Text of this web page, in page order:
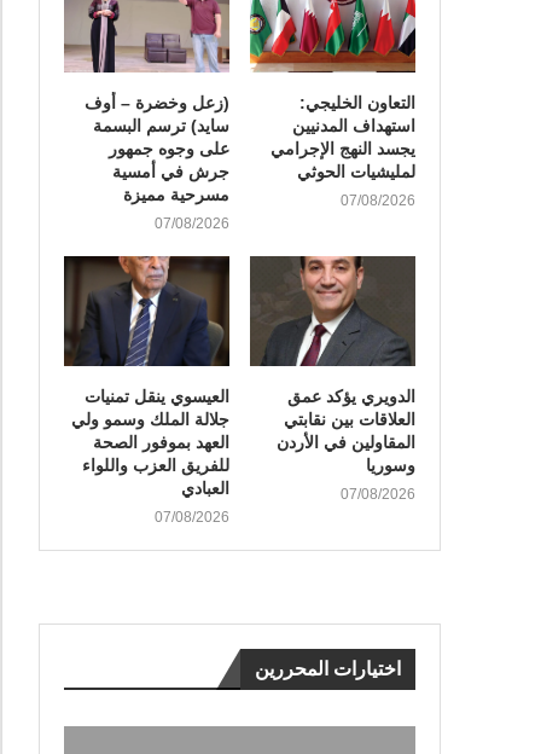
التعاون الخليجي:
استهداف المدنيين
يجسد النهج الإجرامي
لمليشيات الحوثي
07/08/2026
(زعل وخضرة – أوف
سايد) ترسم البسمة
على وجوه جمهور
جرش في أمسية
مسرحية مميزة
07/08/2026
الدويري يؤكد عمق
العلاقات بين نقابتي
المقاولين في الأردن
وسوريا
07/08/2026
العيسوي ينقل تمنيات
جلالة الملك وسمو ولي
العهد بموفور الصحة
للفريق العزب واللواء
العبادي
07/08/2026
اختيارات المحررين